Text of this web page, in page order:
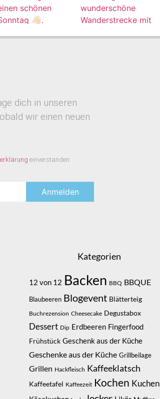
dich in unseren
wir einen neuen
einverstanden
Kategorien
12 von 12 Backen BBQ BBQUE
Blaubeeren Blogevent Blätterteig
Buchrezension Cheesecake Degustabox
Dessert Dip Erdbeeren Fingerfood
Frühstück Geschenk aus der Küche
Geschenke aus der Küche Grillbeilage
Grillen Hackfleisch Kaffeeklatsch
Kaffeetafel Kaffeezeit Kochen Kuchen